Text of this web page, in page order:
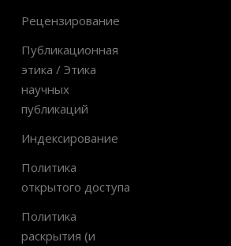
Рецензирование
Публикационная
этика / Этика
научных
публикаций
Индексирование
Политика
открытого доступа
Политика
раскрытия (и